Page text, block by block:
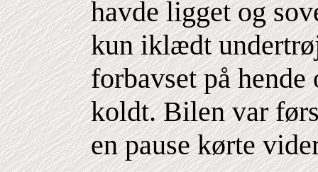
havde ligget og
kun iklædt
forbavset på
koldt. Bilen var
en pause kørte